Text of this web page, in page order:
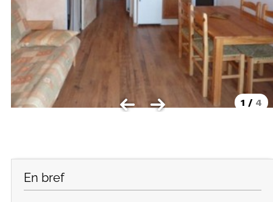
VISUALISER LE PLAN DES ORRES
BONS PLANS ACTIVITÉS
Carte Multi activités
Forfaits remontées mécaniques VTT
FAQ
1 / 4
En bref